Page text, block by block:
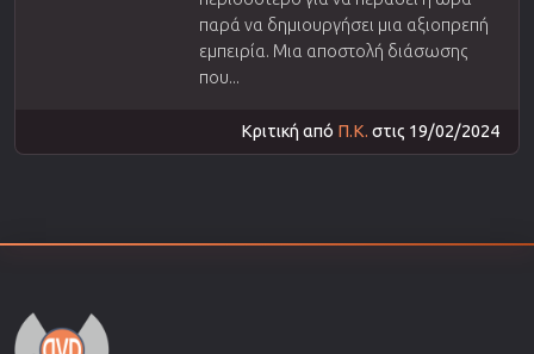
παρά να δημιουργήσει μια αξιοπρεπή
εμπειρία. Μια αποστολή διάσωσης
που...
Κριτική από Π.Κ. στις 19/02/2024